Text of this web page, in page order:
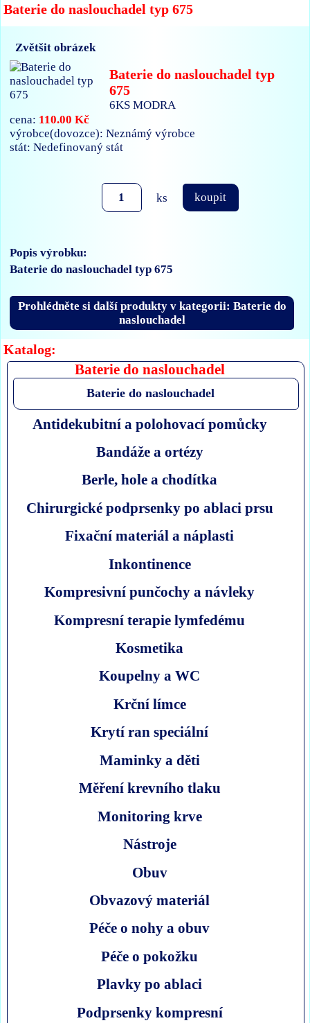
Baterie do naslouchadel typ 675
Katalog:
Baterie do naslouchadel
Baterie do naslouchadel
Antidekubitní a polohovací pomůcky
Bandáže a ortézy
Berle, hole a chodítka
Chirurgické podprsenky po ablaci prsu
Fixační materiál a náplasti
Inkontinence
Kompresivní punčochy a návleky
Kompresní terapie lymfedému
Kosmetika
Koupelny a WC
Krční límce
Krytí ran speciální
Maminky a děti
Měření krevního tlaku
Monitoring krve
Nástroje
Obuv
Obvazový materiál
Péče o nohy a obuv
Péče o pokožku
Plavky po ablaci
Podprsenky kompresní
Zvětšit obrázek
Baterie do naslouchadel typ
675
6KS MODRA
cena: 110.00 Kč
výrobce(dovozce): Neznámý výrobce
stát: Nedefinovaný stát
ks koupit
Popis výrobku:
Baterie do naslouchadel typ 675
Prohlédněte si další produkty v kategorii: Baterie do
naslouchadel